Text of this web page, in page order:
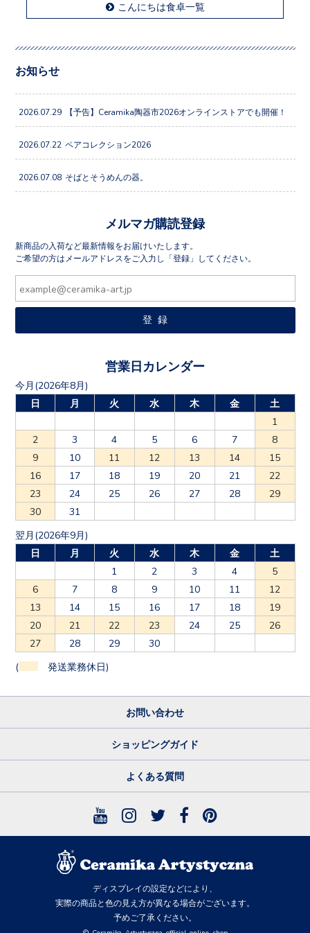
こんにちは食卓一覧
お知らせ
2026.07.29 【予告】Ceramika陶器市2026オンラインストアでも開催！
2026.07.22 ペアコレクション2026
2026.07.08 そばとそうめんの器。
メルマガ購読登録
新商品の入荷など最新情報をお届けいたします。
ご希望の方はメールアドレスをご入力し「登録」してください。
営業日カレンダー
今月(2026年8月)
日
月 火 水 木 金
土
1
2
3 4 5 6 7
8
9
10 11 12 13 14
15
16
17 18 19 20 21
22
23
24 25 26 27 28
29
30
31
翌月(2026年9月)
日
月 火 水 木 金
土
1
2 3 4
5
6
7 8 9 10 11
12
13
14 15 16 17 18
19
20
21 22 23 24 25
26
27
28 29 30
( 発送業務休日)
お問い合わせ
ショッピングガイド
よくある質問
ディスプレイの設定などにより、
実際の商品と色の見え方が異なる場合がございます。
予めご了承ください。